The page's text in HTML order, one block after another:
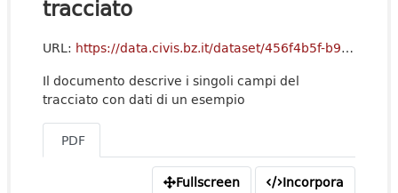
tracciato
URL: https://data.civis.bz.it/dataset/456f4b5f-b96e-45ec-ae23-d93c37a2d069/resource/cc222334-0529-4f90-9dc4-b09552fbdb3d/download/api-objmusarcopendata_recordset_v1.0.pdf
Il documento descrive i singoli campi del
tracciato con dati di un esempio
PDF
Fullscreen Incorpora